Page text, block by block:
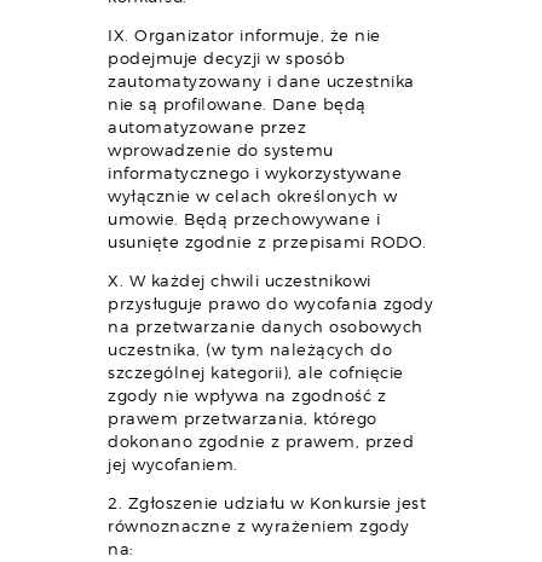
IX. Organizator informuje, że nie
podejmuje decyzji w sposób
zautomatyzowany i dane uczestnika
nie są profilowane. Dane będą
automatyzowane przez
wprowadzenie do systemu
informatycznego i wykorzystywane
wyłącznie w celach określonych w
umowie. Będą przechowywane i
usunięte zgodnie z przepisami RODO.
X. W każdej chwili uczestnikowi
przysługuje prawo do wycofania zgody
na przetwarzanie danych osobowych
uczestnika, (w tym należących do
szczególnej kategorii), ale cofnięcie
zgody nie wpływa na zgodność z
prawem przetwarzania, którego
dokonano zgodnie z prawem, przed
jej wycofaniem.
2. Zgłoszenie udziału w Konkursie jest
równoznaczne z wyrażeniem zgody
na: